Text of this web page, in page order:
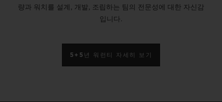
량과 워치를 설계, 개발, 조립하는 팀의 전문성에 대한 자신감
입니다.
5+5년 워런티 자세히 보기